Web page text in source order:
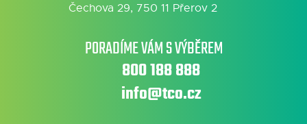
Čechova 29, 750 11 Přerov 2
PORADÍME VÁM S VÝBĚREM
800 188 888
info@tco.cz